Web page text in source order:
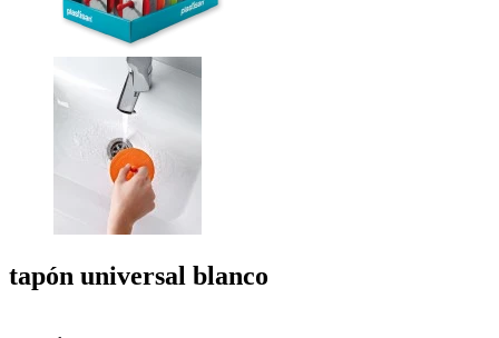
tapón universal blanco